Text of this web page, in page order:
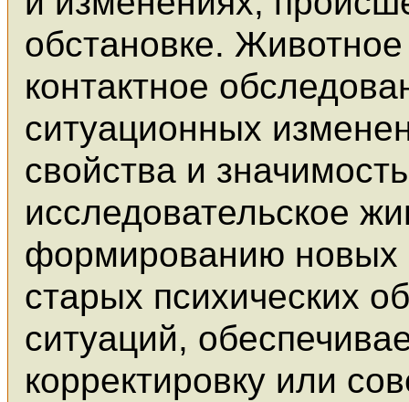
обстановке.
контактное
ситуационных
свойства и
исследовательское
формированию новых
старых психических
ситуаций,
корректировку или